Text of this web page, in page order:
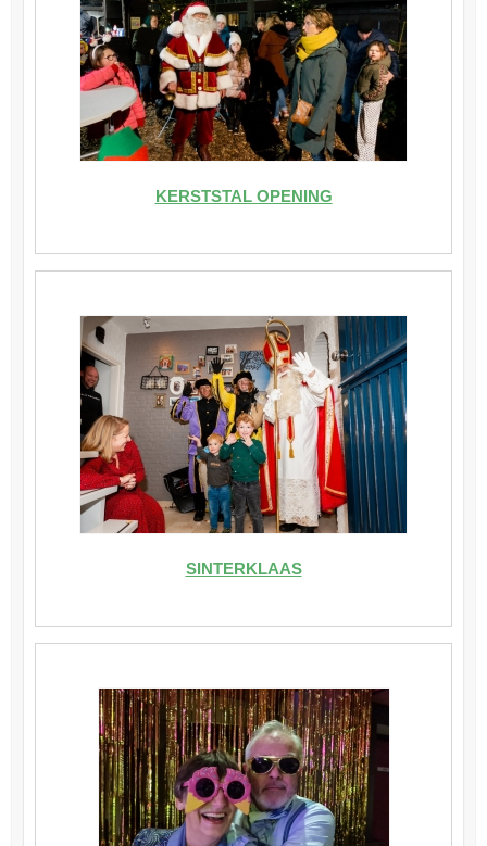
KERSTSTAL OPENING
SINTERKLAAS